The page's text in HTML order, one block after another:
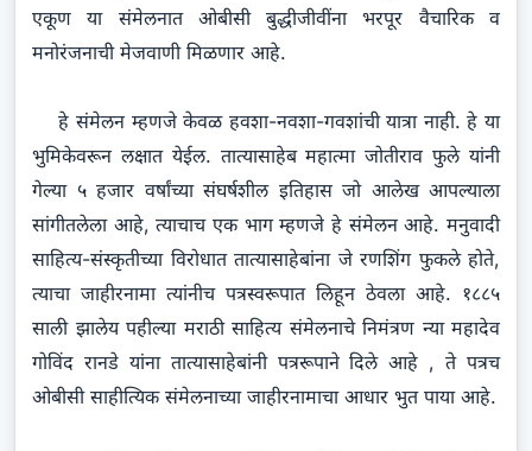
एकूण या संमेलनात ओबीसी बुद्धीजीवींना भरपूर वैचारिक व
मनोरंजनाची मेजवाणी मिळणार आहे.
हे संमेलन म्हणजे केवळ हवशा-नवशा-गवशांची यात्रा नाही. हे या
भुमिकेवरून लक्षात येईल. तात्यासाहेब महात्मा जोतीराव फुले यांनी
गेल्या ५ हजार वर्षांच्या संघर्षशील इतिहास जो आलेख आपल्याला
सांगीतलेला आहे, त्याचाच एक भाग म्हणजे हे संमेलन आहे. मनुवादी
साहित्य-संस्कृतीच्या विरोधात तात्यासाहेबांना जे रणशिंग फुकले होते,
त्याचा जाहीरनामा त्यांनीच पत्रस्वरूपात लिहून ठेवला आहे. १८८५
साली झालेय पहील्या मराठी साहित्य संमेलनाचे निमंत्रण न्या महादेव
गोविंद रानडे यांना तात्यासाहेबांनी पत्ररूपाने दिले आहे , ते पत्रच
ओबीसी साहीत्यिक संमेलनाच्या जाहीरनामाचा आधार भुत पाया आहे.